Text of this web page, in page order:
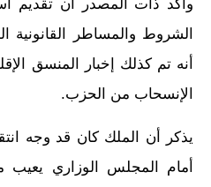
وأكد ذات المصدر أن تقديم
الشروط والمساطر القانونية
أنه تم كذلك إخبار المنسق
الإنسحاب من الحزب.
يذكر أن الملك كان قد وجه
أمام المجلس الوزاري يعيب